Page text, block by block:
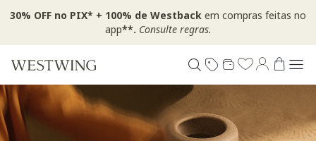
30% OFF no PIX* + 100% de Westback em compras feitas no
app**. Consulte regras.